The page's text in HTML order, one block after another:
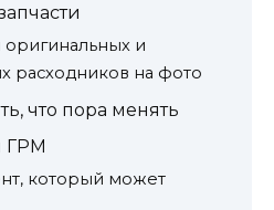
и
расходников на фото
что пора менять
ГРМ
который может